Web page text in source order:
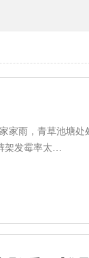
家雨，青草池塘处
架发霉率太…